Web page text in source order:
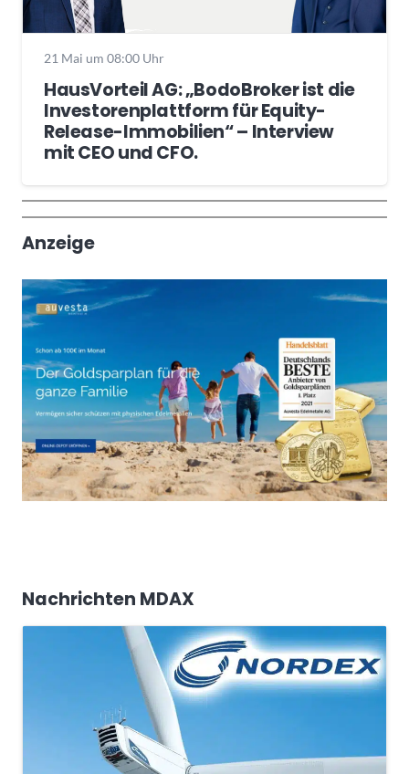
21 Mai um 08:00 Uhr
HausVorteil AG: „BodoBroker ist die
Investorenplattform für Equity-
Release-Immobilien“ – Interview
mit CEO und CFO.
Wochenrückblick
Trendthemen
Anzeige
Nachrichten MDAX